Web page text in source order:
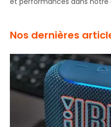
Nos dernières